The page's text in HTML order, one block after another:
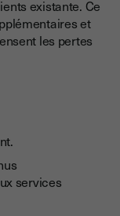
existante. Ce
et
les pertes
services